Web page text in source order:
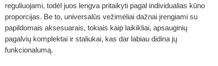
reguliuojami, todėl juos lengva pritaikyti pagal individualias kūno
proporcijas. Be to, universalūs vežimėliai dažnai įrengiami su
papildomais aksesuarais, tokiais kaip laikikliai, apsauginių
pagalvių komplektai ir staliukai, kas dar labiau didina jų
funkcionalumą.